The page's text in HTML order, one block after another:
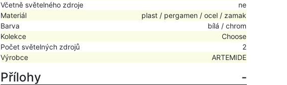
Včetně světelného zdroje
ne
Materiál
plast / pergamen / ocel / zamak
Barva
bílá / chrom
Kolekce
Choose
Počet světelných zdrojů
2
Výrobce
ARTEMIDE
Přílohy